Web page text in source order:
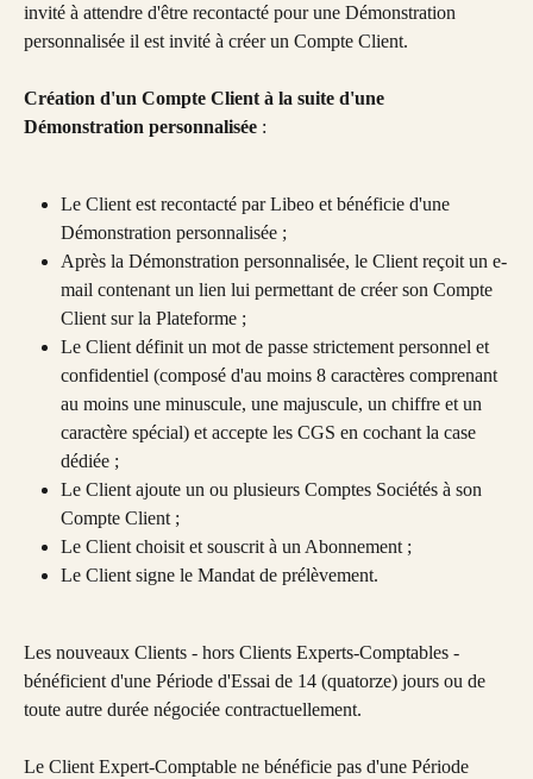
invité à attendre d'être recontacté pour une Démonstration
personnalisée il est invité à créer un Compte Client.
Création d'un Compte Client à la suite d'une
Démonstration personnalisée :
Le Client est recontacté par Libeo et bénéficie d'une
Démonstration personnalisée ;
Après la Démonstration personnalisée, le Client reçoit un e-
mail contenant un lien lui permettant de créer son Compte
Client sur la Plateforme ;
Le Client définit un mot de passe strictement personnel et
confidentiel (composé d'au moins 8 caractères comprenant
au moins une minuscule, une majuscule, un chiffre et un
caractère spécial) et accepte les CGS en cochant la case
dédiée ;
Le Client ajoute un ou plusieurs Comptes Sociétés à son
Compte Client ;
Le Client choisit et souscrit à un Abonnement ;
Le Client signe le Mandat de prélèvement.
Les nouveaux Clients - hors Clients Experts-Comptables -
bénéficient d'une Période d'Essai de 14 (quatorze) jours ou de
toute autre durée négociée contractuellement.
Le Client Expert-Comptable ne bénéficie pas d'une Période